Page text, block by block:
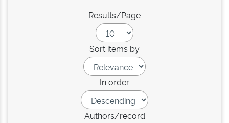
Results/Page
Sort items by
In order
Authors/record